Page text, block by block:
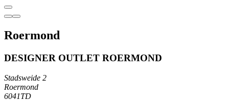
Roermond
DESIGNER OUTLET ROERMOND
Stadsweide 2
Roermond
6041TD